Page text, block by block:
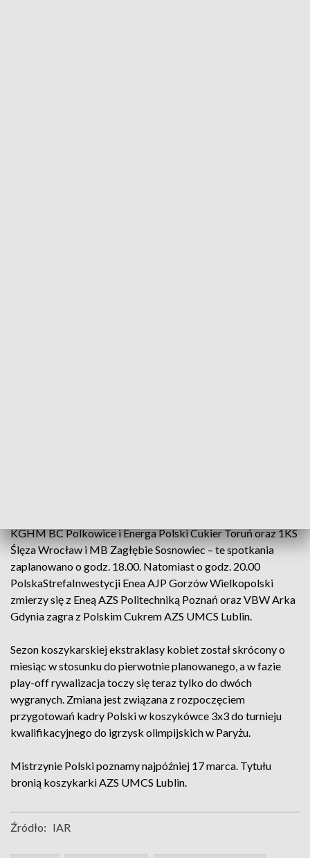
KGHM BC Polkowice i Energa Polski Cukier Toruń oraz 1KS
Ślęza Wrocław i MB Zagłębie Sosnowiec – te spotkania
zaplanowano o godz. 18.00. Natomiast o godz. 20.00
PolskaStrefaInwestycji Enea AJP Gorzów Wielkopolski
zmierzy się z Eneą AZS Politechniką Poznań oraz VBW Arka
Gdynia zagra z Polskim Cukrem AZS UMCS Lublin.
Sezon koszykarskiej ekstraklasy kobiet został skrócony o
miesiąc w stosunku do pierwotnie planowanego, a w fazie
play-off rywalizacja toczy się teraz tylko do dwóch
wygranych. Zmiana jest związana z rozpoczęciem
przygotowań kadry Polski w koszykówce 3x3 do turnieju
kwalifikacyjnego do igrzysk olimpijskich w Paryżu.
Mistrzynie Polski poznamy najpóźniej 17 marca. Tytułu
bronią koszykarki AZS UMCS Lublin.
Źródło: IAR